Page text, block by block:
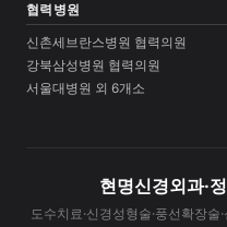
협력병원
신촌세브란스병원 협력의원
강북삼성병원 협력의원
서울대병원 외 6개소
현명신경외과·
도수치료·신경성형술·풍선확장술